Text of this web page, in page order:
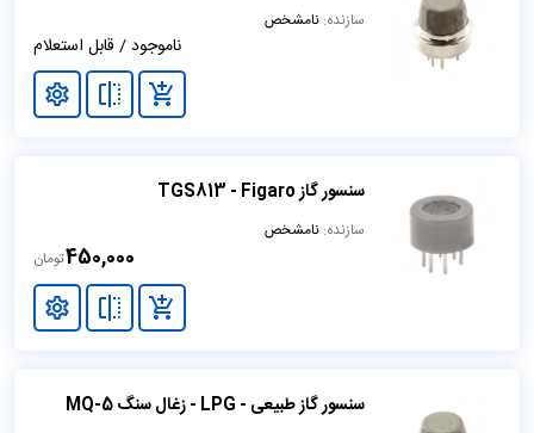
سازنده: نامشخص
ناموجود / قابل استعلام
سنسور گاز TGS813 - Figaro
سازنده: نامشخص
450,000تومان
سنسور گاز طبیعی - LPG - زغال سنگ MQ-5